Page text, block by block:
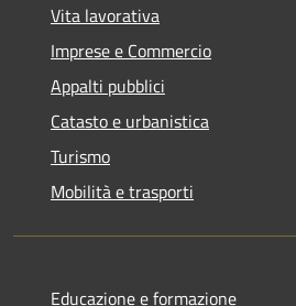
Vita lavorativa
Imprese e Commercio
Appalti pubblici
Catasto e urbanistica
Turismo
Mobilità e trasporti
Educazione e formazione